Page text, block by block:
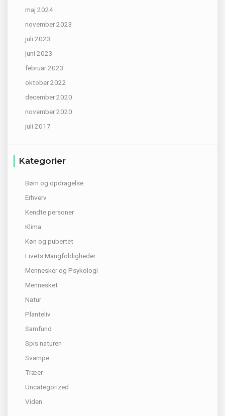
maj 2024
november 2023
juli 2023
juni 2023
februar 2023
oktober 2022
december 2020
november 2020
juli 2017
Kategorier
Børn og opdragelse
Erhverv
Kendte personer
Klima
Køn og pubertet
Livets Mangfoldigheder
Mennesker og Psykologi
Mennesket
Natur
Planteliv
Samfund
Spis naturen
Svampe
Træer
Uncategorized
Viden